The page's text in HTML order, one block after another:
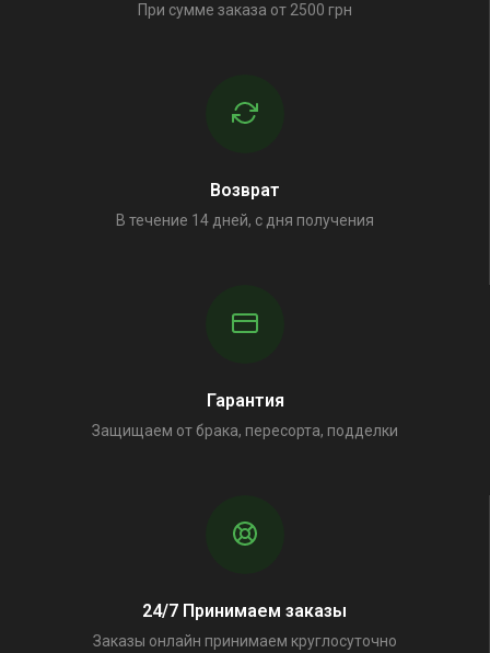
При сумме заказа от 2500 грн
Возврат
В течение 14 дней, с дня получения
Гарантия
Защищаем от брака, пересорта, подделки
24/7 Принимаем заказы
Заказы онлайн принимаем круглосуточно